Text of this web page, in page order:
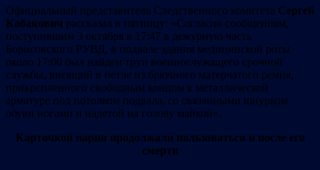
Официальный представитель Следственного комитета Сергей
Кабакович рассказал в пятницу: «Согласно сообщениям,
поступившим 3 октября в 17:47 в дежурную часть
Борисовского РУВД, в подвале здания медицинской роты
около 17:00 был найден труп военнослужащего срочной
службы, висящий в петле из брючного матерчатого ремня,
прикрепленного свободным концом к металлической
арматуре под потолком подвала, со связанными шнурком
обуви ногами и надетой на голову майкой».
Карточкой парня продолжали пользоваться и после его
смерти